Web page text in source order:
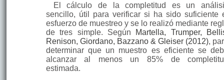
El cálculo de la completitud es un
sencillo, útil para verificar si ha sido suficiente
esfuerzo de muestreo y se lo realizó mediante
de tres simple. Según Martella, Trumper,
Renison, Giordano, Bazzano & Gleiser (2012),
determinar que un muestro es eficiente se
alcanzar al menos un 85% de
estimada.